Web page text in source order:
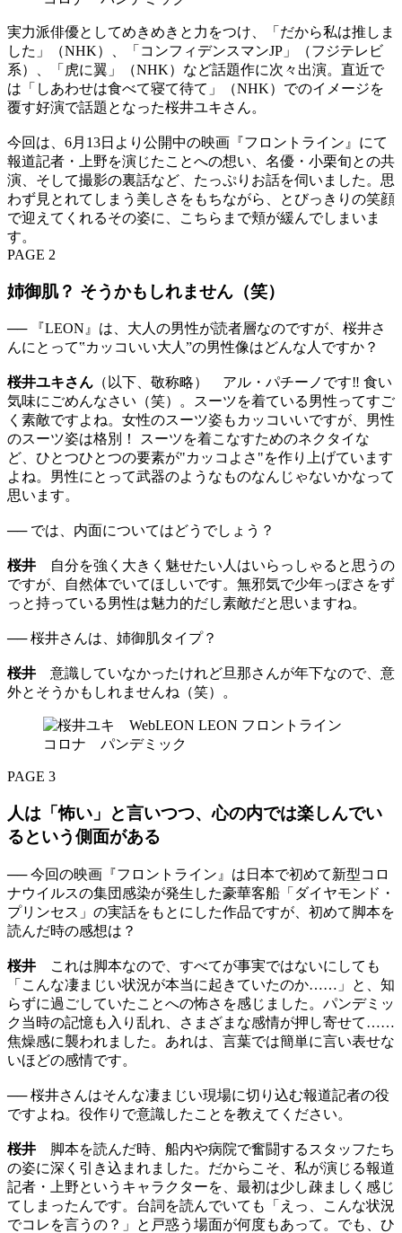
実力派俳優としてめきめきと力をつけ、「だから私は推しま
した」（NHK）、「コンフィデンスマンJP」（フジテレビ
系）、「虎に翼」（NHK）など話題作に次々出演。直近で
は「しあわせは食べて寝て待て」（NHK）でのイメージを
覆す好演で話題となった桜井ユキさん。
今回は、6月13日より公開中の映画『フロントライン』にて
報道記者・上野を演じたことへの想い、名優・小栗旬との共
演、そして撮影の裏話など、たっぷりお話を伺いました。思
わず見とれてしまう美しさをもちながら、とびっきりの笑顔
で迎えてくれるその姿に、こちらまで頬が緩んでしまいま
す。
PAGE 2
姉御肌？ そうかもしれません（笑）
── 『LEON』は、大人の男性が読者層なのですが、桜井さ
んにとって‟カッコいい大人”の男性像はどんな人ですか？
桜井ユキさん （以下、敬称略） アル・パチーノです‼ 食い
気味にごめんなさい（笑）。スーツを着ている男性ってすご
く素敵ですよね。女性のスーツ姿もカッコいいですが、男性
のスーツ姿は格別！ スーツを着こなすためのネクタイな
ど、ひとつひとつの要素が"カッコよさ"を作り上げています
よね。男性にとって武器のようなものなんじゃないかなって
思います。
── では、内面についてはどうでしょう？
桜井 自分を強く大きく魅せたい人はいらっしゃると思うの
ですが、自然体でいてほしいです。無邪気で少年っぽさをず
っと持っている男性は魅力的だし素敵だと思いますね。
── 桜井さんは、姉御肌タイプ？
桜井 意識していなかったけれど旦那さんが年下なので、意
外とそうかもしれませんね（笑）。
PAGE 3
人は「怖い」と言いつつ、心の内では楽しんでい
るという側面がある
── 今回の映画『フロントライン』は日本で初めて新型コロ
ナウイルスの集団感染が発生した豪華客船「ダイヤモンド・
プリンセス」の実話をもとにした作品ですが、初めて脚本を
読んだ時の感想は？
桜井 これは脚本なので、すべてが事実ではないにしても
「こんな凄まじい状況が本当に起きていたのか……」と、知
らずに過ごしていたことへの怖さを感じました。パンデミッ
ク当時の記憶も入り乱れ、さまざまな感情が押し寄せて……
焦燥感に襲われました。あれは、言葉では簡単に言い表せな
いほどの感情です。
── 桜井さんはそんな凄まじい現場に切り込む報道記者の役
ですよね。役作りで意識したことを教えてください。
桜井 脚本を読んだ時、船内や病院で奮闘するスタッフたち
の姿に深く引き込まれました。だからこそ、私が演じる報道
記者・上野というキャラクターを、最初は少し疎ましく感じ
てしまったんです。台詞を読んでいても「えっ、こんな状況
でコレを言うの？」と戸惑う場面が何度もあって。でも、ひ